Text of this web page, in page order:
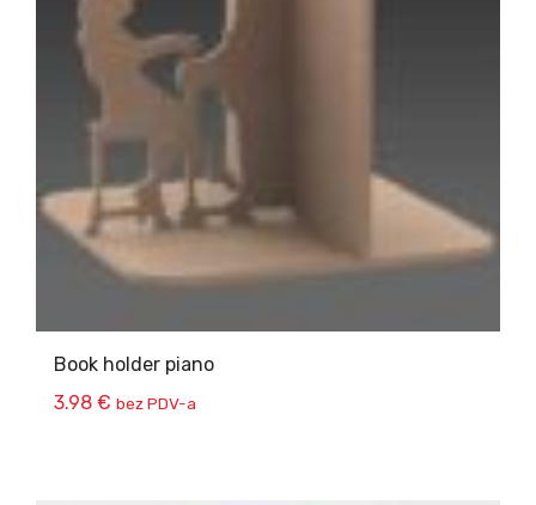
Book holder piano
3.98 € bez PDV-a